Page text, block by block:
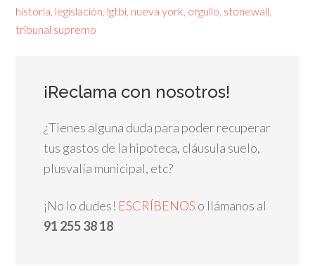
historia legislación lgtbi nueva york orgullo stonewall
tribunal supremo
¡Reclama con nosotros!
¿Tienes alguna duda para poder recuperar
tus gastos de la hipoteca, cláusula suelo,
plusvalía municipal, etc?
¡No lo dudes! ESCRÍBENOS o llámanos al
91 255 38 18